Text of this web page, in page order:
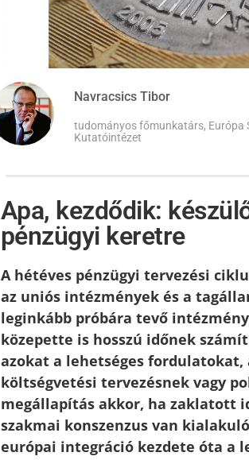
Navracsics Tibor
tudományos főmunkatárs, Európa
Kutatóintézet
Apa, kezdődik:
pénzügyi keretre
A hétéves pénzügyi tervezési
az uniós intézmények és a
leginkább próbára tevő
közepette is hosszú időnek
azokat a lehetséges
költségvetési tervezésnek vagy
megállapítás akkor, ha zaklatott
szakmai konszenzus van
európai integráció kezdete óta a